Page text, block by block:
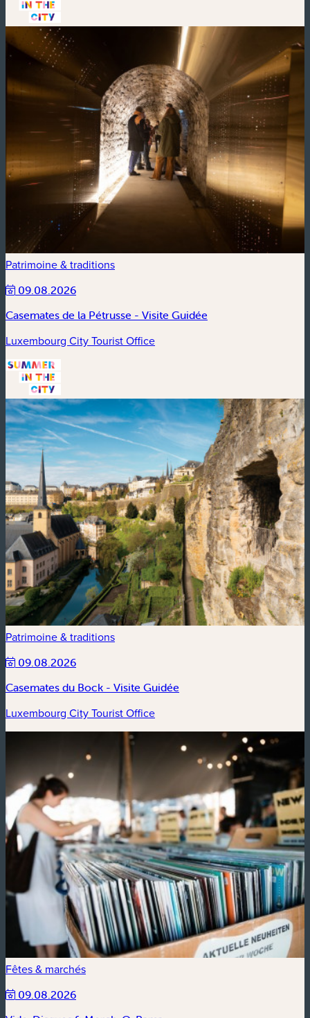
Patrimoine & traditions
09.08.2026
Casemates de la Pétrusse - Visite Guidée
Luxembourg City Tourist Office
Patrimoine & traditions
09.08.2026
Casemates du Bock - Visite Guidée
Luxembourg City Tourist Office
Fêtes & marchés
09.08.2026